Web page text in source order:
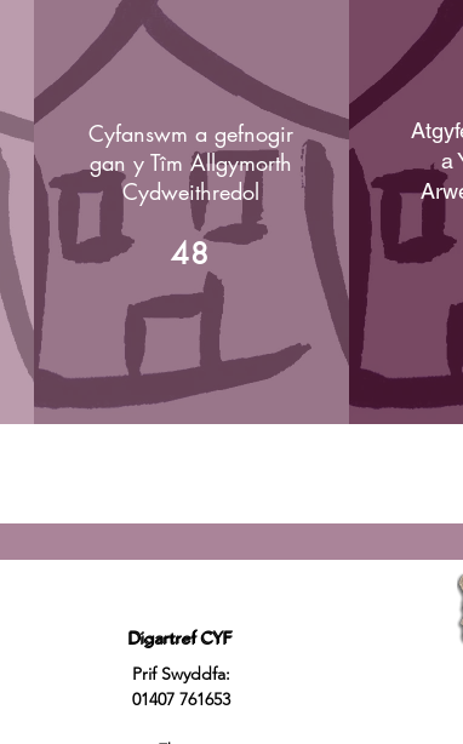
Cyfanswm a gefnogir
gan y Tîm Allgymorth
Cydweithredol
48
a
Digartref CYF
Prif Swyddfa:
01407 761653
Digartref CYF